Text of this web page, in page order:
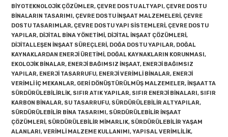
BIYOTEKNOLOJIK ÇÖZÜMLER, ÇEVRE DOSTU ALTYAPI, ÇEVRE DOSTU
BINALARIN TASARIMI, ÇEVRE DOSTU INŞAAT MALZEMELERI, ÇEVRE
DOSTU TASARIMLAR, ÇEVRE DOSTU YAPI SISTEMLERI, ÇEVRE DOSTU
YAPILAR, DIJITAL BINA YÖNETIMI, DIJITAL INŞAAT ÇÖZÜMLERI,
DIJITALLEŞEN INŞAAT SÜREÇLERI, DOĞA DOSTU YAPILAR, DOĞAL
KAYNAKLARDAN ENERJI ÜRETIMI, DOĞAL KAYNAKLARIN KORUNMASI,
EKOLOJIK BINALAR, ENERJI BAĞIMSIZ INŞAAT, ENERJI BAĞIMSIZ
YAPILAR, ENERJI TASARRUFU, ENERJI VERIMLI BINALAR, ENERJI
VERIMLI IÇ MEKANLAR, GERI DÖNÜŞTÜRÜLMÜŞ MALZEMELER,INŞAATTA
SÜRDÜRÜLEBILIRLIK, SIFIR ATIK YAPILAR, SIFIR ENERJI BINALARI, SIFIR
KARBON BINALAR, SU TASARRUFU, SÜRDÜRÜLEBILIR ALTYAPILAR,
SÜRDÜRÜLEBILIR BINA TASARIMI, SÜRDÜRÜLEBILIR INŞAAT
ÇÖZÜMLERI, SÜRDÜRÜLEBILIR MIMARLIK, SÜRDÜRÜLEBILIR YAŞAM
ALANLARI,VERIMLI MALZEME KULLANIMI,YAPISAL VERIMLILIK,